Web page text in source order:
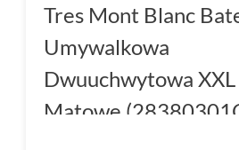
Tres Mont Blanc
Umywalkowa
Dwuuchwytowa XXL
Matowe